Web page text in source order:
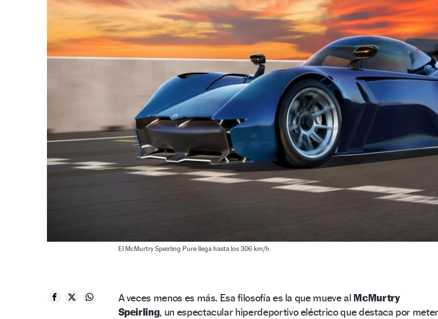
El McMurtry Speirling Pure llega hasta los 306 km/h.
A veces menos es más. Esa filosofía es la que mueve al McMurtry
Speirling, un espectacular hiperdeportivo eléctrico que destaca por meter